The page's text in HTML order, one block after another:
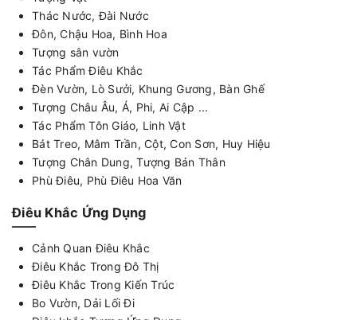
Thác Nước, Đài Nước
Đôn, Chậu Hoa, Bình Hoa
Tượng sân vườn
Tác Phẩm Điêu Khắc
Đèn Vườn, Lò Sưởi, Khung Gương, Bàn Ghế
Tượng Châu Âu, Á, Phi, Ai Cập ...
Tác Phẩm Tôn Giáo, Linh Vật
Bát Treo, Mâm Trần, Cột, Con Sơn, Huy Hiệu
Tượng Chân Dung, Tượng Bán Thân
Phù Điêu, Phù Điêu Hoa Văn
Điêu Khắc Ứng Dụng
Cảnh Quan Điêu Khắc
Điêu Khắc Trong Đô Thị
Điêu Khắc Trong Kiến Trúc
Bo Vườn, Dải Lối Đi